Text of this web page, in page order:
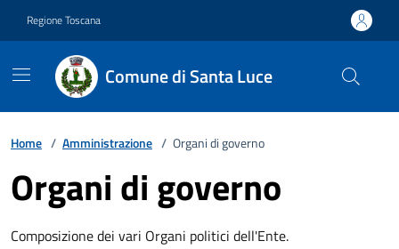
Regione Toscana
Comune di Santa Luce
Home / Amministrazione / Organi di governo
Organi di governo
Composizione dei vari Organi politici dell'Ente.